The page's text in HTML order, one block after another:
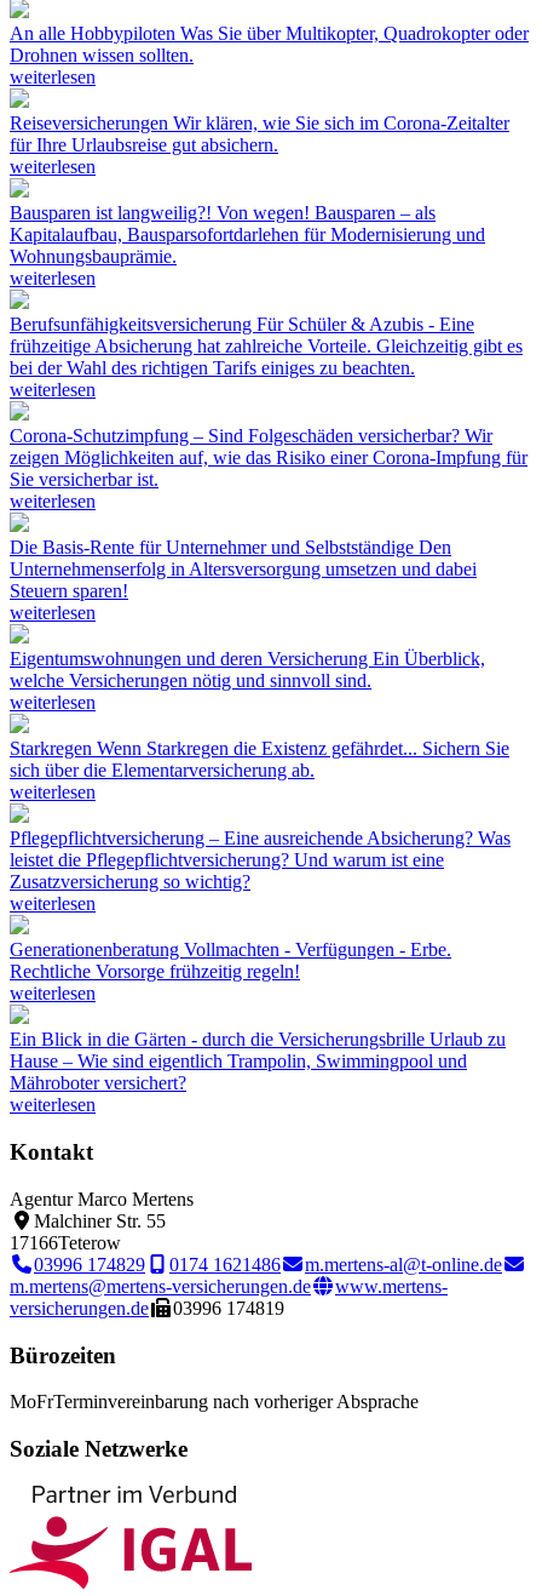
An alle Hobbypiloten Was Sie über Multikopter, Quadrokopter oder
Drohnen wissen sollten.
weiterlesen
Reiseversicherungen Wir klären, wie Sie sich im Corona-Zeitalter
für Ihre Urlaubsreise gut absichern.
weiterlesen
Bausparen ist langweilig?! Von wegen! Bausparen – als
Kapitalaufbau, Bausparsofortdarlehen für Modernisierung und
Wohnungsbauprämie.
weiterlesen
Berufsunfähigkeitsversicherung Für Schüler & Azubis - Eine
frühzeitige Absicherung hat zahlreiche Vorteile. Gleichzeitig gibt es
bei der Wahl des richtigen Tarifs einiges zu beachten.
weiterlesen
Corona-Schutzimpfung – Sind Folgeschäden versicherbar? Wir
zeigen Möglichkeiten auf, wie das Risiko einer Corona-Impfung für
Sie versicherbar ist.
weiterlesen
Die Basis-Rente für Unternehmer und Selbstständige Den
Unternehmenserfolg in Altersversorgung umsetzen und dabei
Steuern sparen!
weiterlesen
Eigentumswohnungen und deren Versicherung Ein Überblick,
welche Versicherungen nötig und sinnvoll sind.
weiterlesen
Starkregen Wenn Starkregen die Existenz gefährdet... Sichern Sie
sich über die Elementarversicherung ab.
weiterlesen
Pflegepflichtversicherung – Eine ausreichende Absicherung? Was
leistet die Pflegepflichtversicherung? Und warum ist eine
Zusatzversicherung so wichtig?
weiterlesen
Generationenberatung Vollmachten - Verfügungen - Erbe.
Rechtliche Vorsorge frühzeitig regeln!
weiterlesen
Ein Blick in die Gärten - durch die Versicherungsbrille Urlaub zu
Hause – Wie sind eigentlich Trampolin, Swimmingpool und
Mähroboter versichert?
weiterlesen
Kontakt
Agentur Marco Mertens
Malchiner Str. 55
17166Teterow
03996 174829
0174 1621486
m.mertens-al@t-online.de
m.mertens@mertens-versicherungen.de
www.mertens-
versicherungen.de
03996 174819
Bürozeiten
MoFrTerminvereinbarung nach vorheriger Absprache
Soziale Netzwerke